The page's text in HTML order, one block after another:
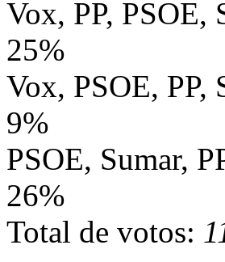
Vox, PP, PSOE,
25%
Vox, PSOE, PP,
9%
PSOE, Sumar,
26%
Total de votos: